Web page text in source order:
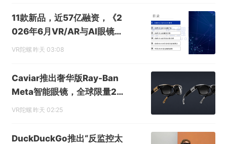
11款新品，近57亿融资，《2
026年6月VR/AR与AI眼镜行
业月报》发布
VR陀螺 昨天 03:08
Caviar推出奢华版Ray-Ban
Meta智能眼镜，全球限量24
副售价超6000美元
VR陀螺 昨天 02:25
DuckDuckGo推出“反监控太